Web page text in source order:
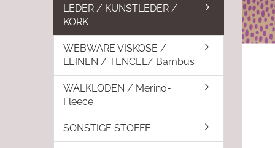
LEDER / KUNSTLEDER /
KORK
WEBWARE VISKOSE /
LEINEN / TENCEL/ Bambus
WALKLODEN / Merino-
Fleece
SONSTIGE STOFFE